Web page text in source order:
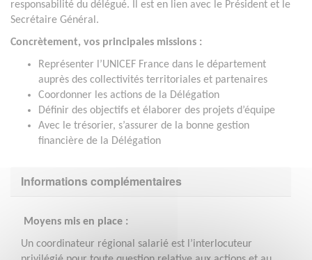
responsabilité du délégué. Il est en lien avec le Président et le
Secrétaire Général.
Concrètement, vos principales missions :
Représenter l’UNICEF France dans le département
auprès des collectivités territoriales et partenaires
Coordonner les actions de la Délégation
Définir des objectifs et élaborer des projets d’équipe
Avec le trésorier, s’assurer de la bonne gestion
financière de la Délégation
Informations complémentaires
Moyens mis en place :
Un coordinateur régional salarié est l’interlocuteur